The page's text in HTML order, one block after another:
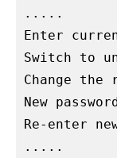
.....
Enter
Switch to
Change the
New
Re-enter
.....